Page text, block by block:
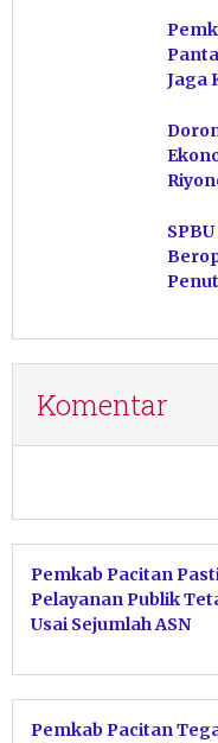
Jaga
Komentar
Pemkab Pacitan
Pelayanan Publik
Usai Sejumlah ASN
Pemkab Pacitan